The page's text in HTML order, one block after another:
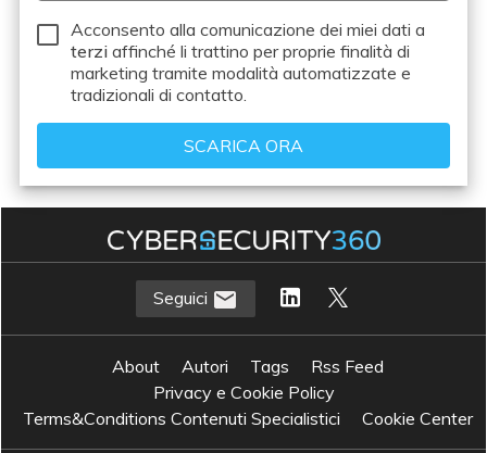
Acconsento alla comunicazione dei miei dati a
terzi affinché li trattino per proprie finalità di
marketing tramite modalità automatizzate e
tradizionali di contatto.
Seguici
About Autori Tags
Rss Feed
Privacy e Cookie Policy
Terms&Conditions Contenuti Specialistici
Cookie Center